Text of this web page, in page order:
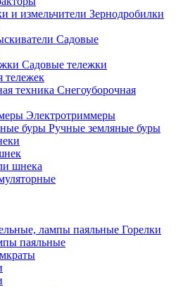
Зернодробилки
Садовые
Садовые тележки
тележек
Снегоуборочная
Электротриммеры
Ручные земляные буры
шнека
Горелки
паяльные